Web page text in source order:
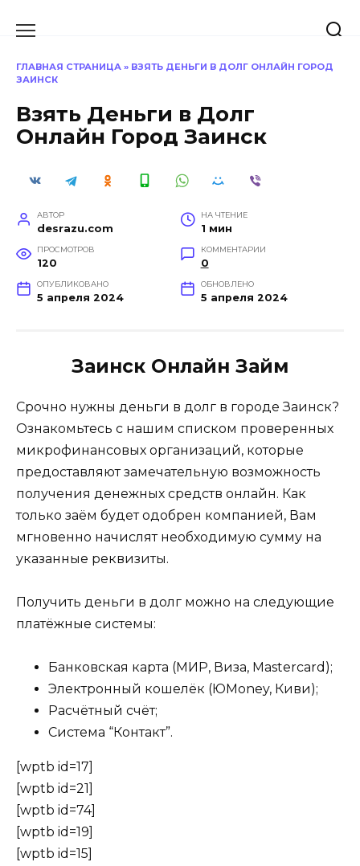
ГЛАВНАЯ СТРАНИЦА » ВЗЯТЬ ДЕНЬГИ В ДОЛГ ОНЛАЙН ГОРОД
ЗАИНСК
Взять Деньги в Долг
Онлайн Город Заинск
АВТОР
desrazu.com
НА ЧТЕНИЕ
1 мин
ПРОСМОТРОВ
120
КОММЕНТАРИИ
0
ОПУБЛИКОВАНО
5 апреля 2024
ОБНОВЛЕНО
5 апреля 2024
Заинск Онлайн Займ
Срочно нужны деньги в долг в городе Заинск?
Ознакомьтесь с нашим списком проверенных
микрофинансовых организаций, которые
предоставляют замечательную возможность
получения денежных средств онлайн. Как
только заём будет одобрен компанией, Вам
мгновенно начислят необходимую сумму на
указанные реквизиты.
Получить деньги в долг можно на следующие
платёжные системы:
Банковская карта (МИР, Виза, Mastercard);
Электронный кошелёк (ЮMoney, Киви);
Расчётный счёт;
Система “Контакт”.
[wptb id=17]
[wptb id=21]
[wptb id=74]
[wptb id=19]
[wptb id=15]